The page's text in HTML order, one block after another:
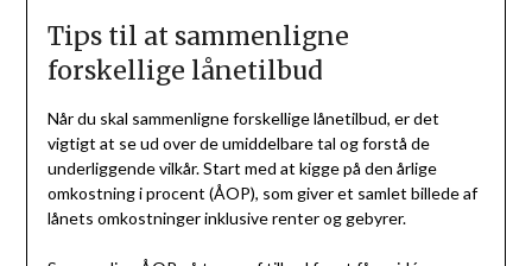
Tips til at sammenligne
forskellige lånetilbud
Når du skal sammenligne forskellige lånetilbud, er det
vigtigt at se ud over de umiddelbare tal og forstå de
underliggende vilkår. Start med at kigge på den årlige
omkostning i procent (ÅOP), som giver et samlet billede af
lånets omkostninger inklusive renter og gebyrer.